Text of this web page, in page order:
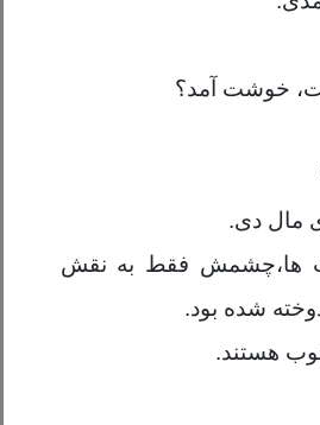
خوشت آمد؟
مال دی.
ها،چشمش فقط به نقش
شده بود.
هستند.